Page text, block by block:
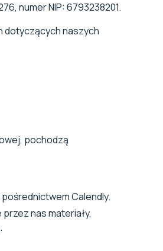
numer NIP: 6793238201.
dotyczących naszych
pochodzą
Calendly.
nas materiały,